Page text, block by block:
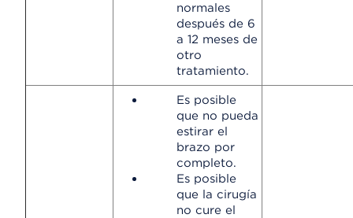
normales
después de 6
a 12 meses de
otro
tratamiento.
Es posible
que no pueda
estirar el
brazo por
completo.
Es posible
que la cirugía
no cure el